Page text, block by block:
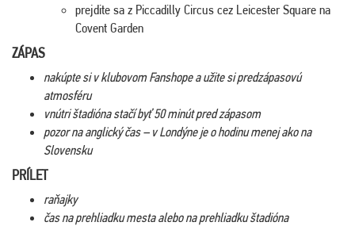
prejdite sa z Piccadilly Circus cez Leicester Square na
Covent Garden
ZÁPAS
nakúpte si v klubovom Fanshope a užite si predzápasovú
atmosféru
vnútri štadióna stačí byť 50 minút pred zápasom
pozor na anglický čas – v Londýne je o hodinu menej ako na
Slovensku
PRÍLET
raňajky
čas na prehliadku mesta alebo na prehliadku štadióna